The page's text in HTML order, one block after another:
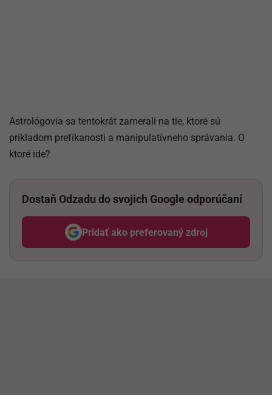
Astrológovia sa tentokrát zamerali na tie, ktoré sú
príkladom prefíkanosti a manipulatívneho správania. O
ktoré ide?
Dostaň Odzadu do svojich Google odporúčaní
Pridať ako preferovaný zdroj
Odzadu, odkaz sa otvorí v